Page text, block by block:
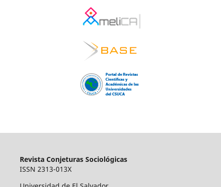
Revista Conjeturas Sociológicas
ISSN 2313-013X